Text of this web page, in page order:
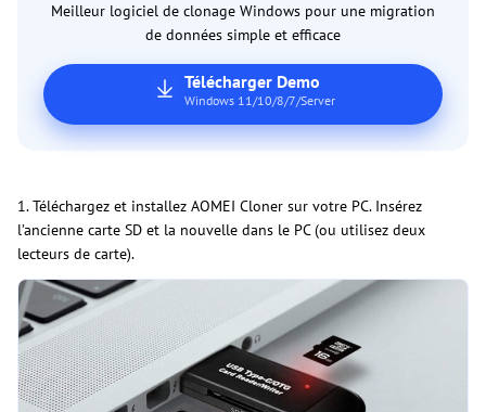
Meilleur logiciel de clonage Windows pour une migration
de données simple et efficace
Télécharger Demo
Windows 11/10/8/7/Server
1. Téléchargez et installez AOMEI Cloner sur votre PC. Insérez
l’ancienne carte SD et la nouvelle dans le PC (ou utilisez deux
lecteurs de carte).